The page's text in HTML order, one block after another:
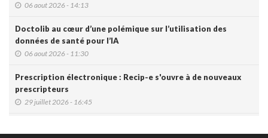
06 aout 2026 - 14:13
Doctolib au cœur d’une polémique sur l’utilisation des
données de santé pour l’IA
06 aout 2026 - 11:30
Prescription électronique : Recip-e s'ouvre à de nouveaux
prescripteurs
29 juillet 2026 - 16:45